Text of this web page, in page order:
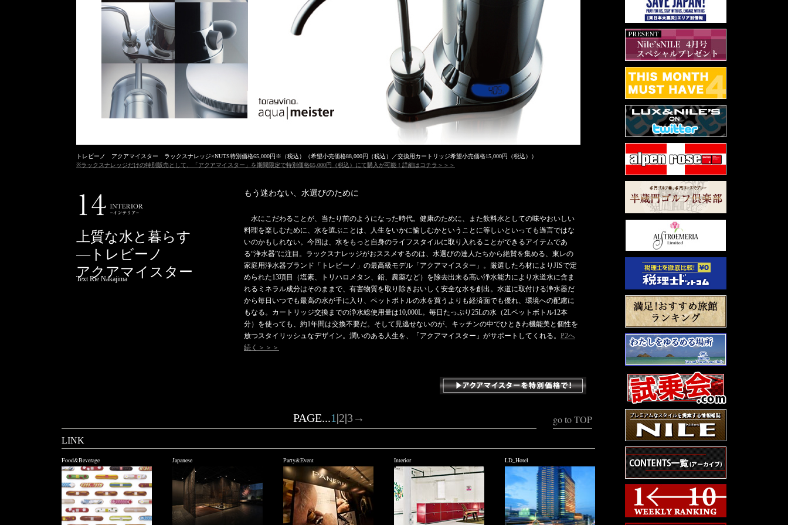
トレビーノ アクアマイスター ラックスナレッジ×NUTS特別価格65,000円※（税込）（希望小売価格88,000円（税込）／交換用カートリッジ希望小売価格15,000円（税込））
※ラックスナレッジだけの特別販売として、「アクアマイスター」を期間限定で特別価格65,000円（税込）にて購入が可能！詳細はコチラ＞＞＞
上質な水と暮らす
―トレビーノ
アクアマイスター
Text Rie Nakajima
もう迷わない、水選びのために
水にこだわることが、当たり前のようになった時代。健康のために、また飲料水としての味やおいしい
料理を楽しむために、水を選ぶことは、人生をいかに愉しむかということに等しいといっても過言ではな
いのかもしれない。今回は、水をもっと自身のライフスタイルに取り入れることができるアイテムであ
る“浄水器”に注目。ラックスナレッジがおススメするのは、水選びの達人たちから絶賛を集める、東レの
家庭用浄水器ブランド「トレビーノ」の最高級モデル「アクアマイスター」。厳選したろ材によりJISで定
められた13項目（塩素、トリハロメタン、鉛、農薬など）を除去出来る高い浄水能力により水道水に含ま
れるミネラル成分はそのままで、有害物質を取り除きおいしく安全な水を創出。水道に取付ける浄水器だ
から毎日いつでも最高の水が手に入り、ペットボトルの水を買うよりも経済面でも優れ、環境への配慮に
もなる。カートリッジ交換までの浄水総使用量は10,000L。毎日たっぷり25Lの水（2Lペットボトル12本
分）を使っても、約1年間は交換不要だ。そして見逃せないのが、キッチンの中でひときわ機能美と個性を
放つスタイリッシュなデザイン。潤いのある人生を、「アクアマイスター」がサポートしてくれる。 P2へ
続く＞＞＞
go to TOP
PAGE...1|2|3→
LINK
Food&Beverage Japanese Party&Event Interior LD_Hotel